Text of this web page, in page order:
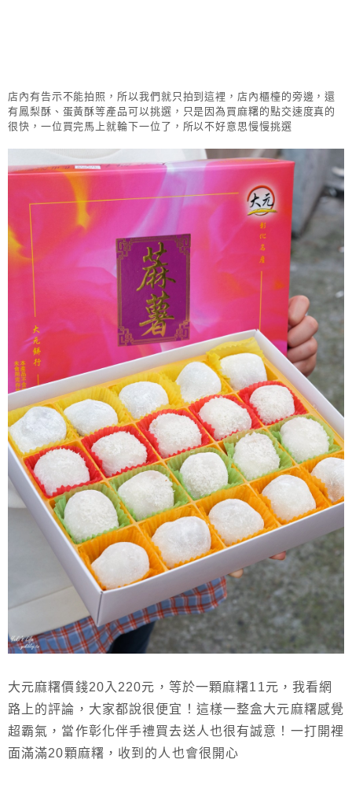
店內有告示不能拍照，所以我們就只拍到這裡，店內櫃檯的旁邊，還
有鳳梨酥、蛋黃酥等產品可以挑選，只是因為買麻糬的點交速度真的
很快，一位買完馬上就輪下一位了，所以不好意思慢慢挑選
大元麻糬價錢20入220元，等於一顆麻糬11元，我看網
路上的評論，大家都說很便宜！這樣一整盒大元麻糬感覺
超霸氣，當作彰化伴手禮買去送人也很有誠意！一打開裡
面滿滿20顆麻糬，收到的人也會很開心